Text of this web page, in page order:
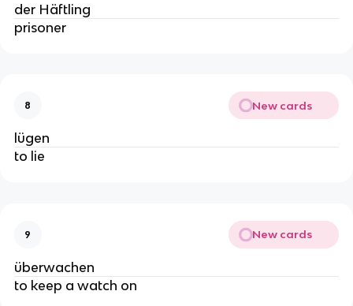
der Häftling
prisoner
8 New cards
lügen
to lie
9 New cards
überwachen
to keep a watch on